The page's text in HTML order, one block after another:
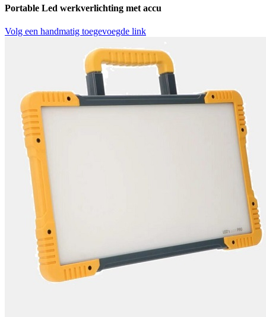
Portable Led werkverlichting met accu
Volg een handmatig toegevoegde link